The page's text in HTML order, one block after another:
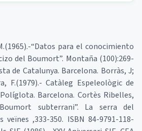
“Datos para el conocimiento
del Boumort”. Montaña (100):269-
de Catalunya. Barcelona. Borràs, J;
F.(1979).- Catàleg Espeleològic de
Barcelona. Cortès Ribelles,
subterrani”. La serra del
,333-350. ISBN 84-9791-118-